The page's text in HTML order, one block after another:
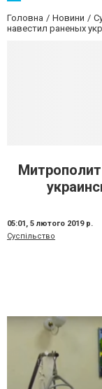
Головна Новини
навестил раненых
05:01, 5 лютого 2019 р.
Суспільство